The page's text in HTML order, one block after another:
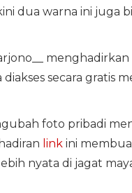
dua warna ini juga
menghadirkan
secara gratis
foto pribadi
link ini
nyata di jagat